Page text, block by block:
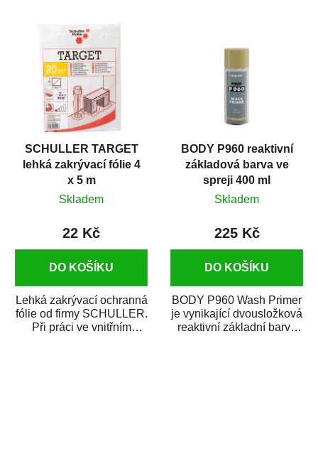
SCHULLER TARGET
lehká zakrývací fólie 4
x 5 m
Skladem
22 Kč
DO KOŠÍKU
Lehká zakrývací ochranná
fólie od firmy SCHULLER.
Při práci ve vnitřním
BODY P960 reaktivní
základová barva ve
spreji 400 ml
Skladem
225 Kč
DO KOŠÍKU
BODY P960 Wash Primer
je vynikající dvousložková
reaktivní základní barva